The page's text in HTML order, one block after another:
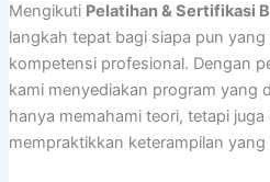
Mengikuti Pelatihan & Sertifikasi
langkah tepat bagi siapa pun
kompetensi profesional. Dengan
kami menyediakan program yang
hanya memahami teori, tetapi
mempraktikkan keterampilan